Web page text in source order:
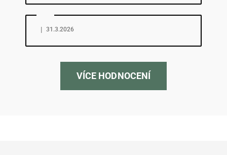
Hodnocení obchodu je 5 z 5 hvězdiček.
| 31.3.2026
VÍCE HODNOCENÍ